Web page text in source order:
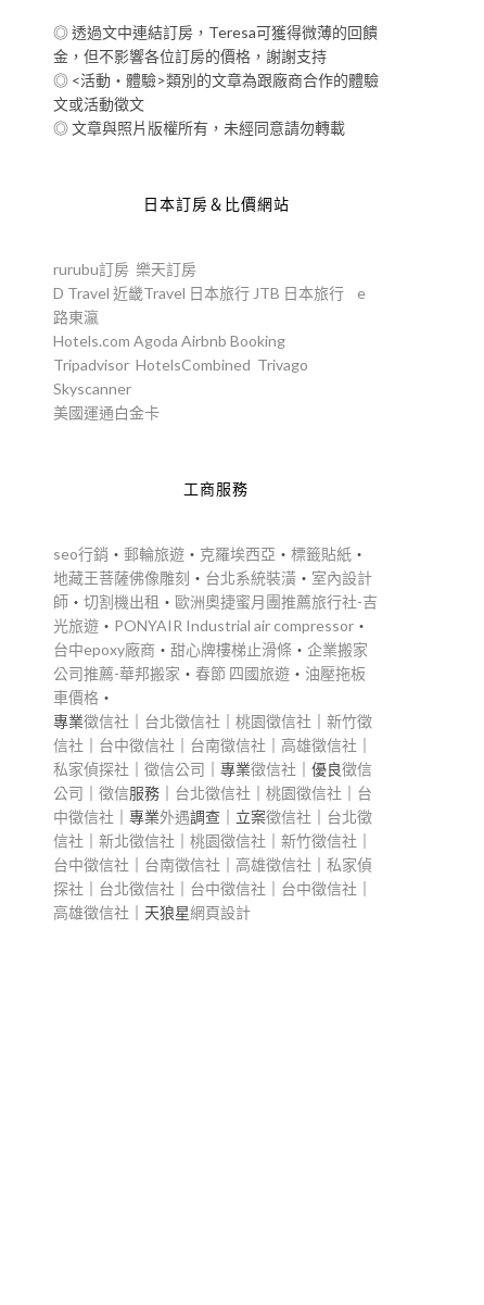
◎ 透過文中連結訂房，Teresa可獲得微薄的回饋
金，但不影響各位訂房的價格，謝謝支持
◎ <活動‧體驗>類別的文章為跟廠商合作的體驗
文或活動徵文
◎ 文章與照片版權所有，未經同意請勿轉載
日本訂房＆比價網站
rurubu訂房 樂天訂房
D Travel 近畿Travel 日本旅行 JTB 日本旅行
e
路東瀛
Hotels.com Agoda Airbnb Booking
Tripadvisor HotelsCombined Trivago
Skyscanner
美國運通白金卡
工商服務
seo行銷 ‧ 郵輪旅遊 ‧ 克羅埃西亞 ‧ 標籤貼紙 ‧
地藏王菩薩佛像雕刻 ‧ 台北系統裝潢 ‧ 室內設計
師 ‧ 切割機出租 ‧ 歐洲奧捷蜜月團推薦旅行社-吉
光旅遊 ‧ PONYAIR Industrial air compressor ‧
台中epoxy廠商 ‧ 甜心牌樓梯止滑條 ‧ 企業搬家
公司推薦-華邦搬家 ‧ 春節 四國旅遊 ‧ 油壓拖板
車價格 ‧
專業徵信社 台北徵信社 桃園徵信社
新竹徵
信社
台中徵信社 台南徵信社 高雄徵信社
私家偵探社
徵信公司 ｜專業徵信社 ｜優良徵信
公司
徵信服務｜ 台北徵信社 桃園徵信社
台
中徵信社 ｜專業外遇調查｜立案徵信社
台北徵
信社
新北徵信社 桃園徵信社 新竹徵信社
台中徵信社
台南徵信社 高雄徵信社
私家偵
探社
台北徵信社 台中徵信社 台中徵信社
高雄徵信社 ｜天狼星網頁設計